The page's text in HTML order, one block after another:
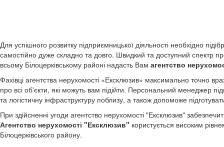
Для успішного розвитку підприємницької діяльності необхідно
самостійно дуже складно та довго. Швидкий та доступний спектр
всьому Білоцерківському районі надасть Вам агентство
Фахівці агентства нерухомості «Ексклюзив» максимально точно
про всі об'єкти, які можуть вам підійти. Персональний менеджер
та логістичну інфраструктуру поблизу, а також допоможе
При здійсненні угоди агентство нерухомості "Ексклюзив"
Агентство нерухомості "Ексклюзив" користується високим
Білоцерківського району.